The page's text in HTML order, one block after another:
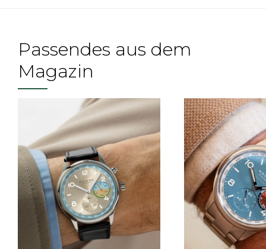
Passendes aus dem
Magazin